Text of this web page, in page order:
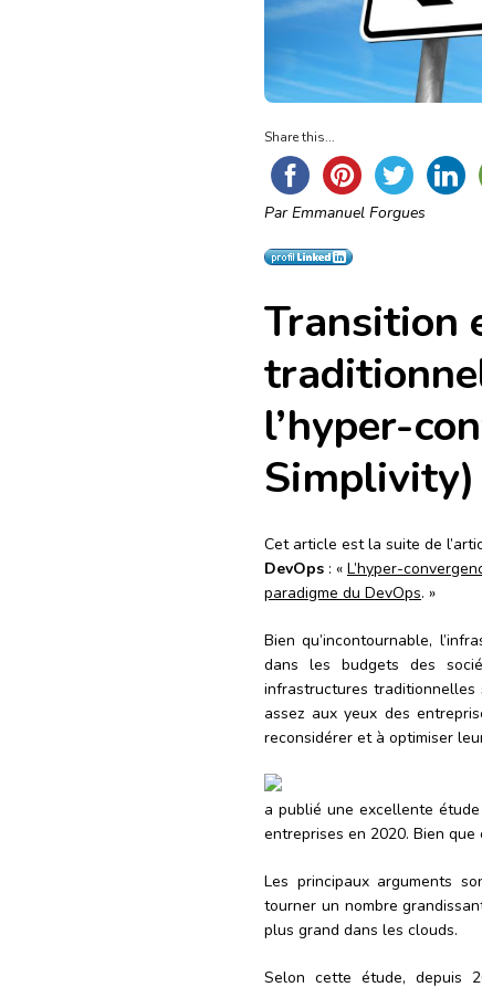
Share this...
Par Emmanuel Forgues
Transition
l’hyper-
Simplivity)
Cet article est la suite de
DevOps : « L’hyper-
paradigme du DevOps. »
Bien qu’incontournable,
dans les budgets des
infrastructures
assez aux yeux des
reconsidérer et à optimiser
a publié une excellente
entreprises en 2020. Bien que
Les principaux arguments
tourner un nombre
plus grand dans les clouds.
Selon cette étude, depuis